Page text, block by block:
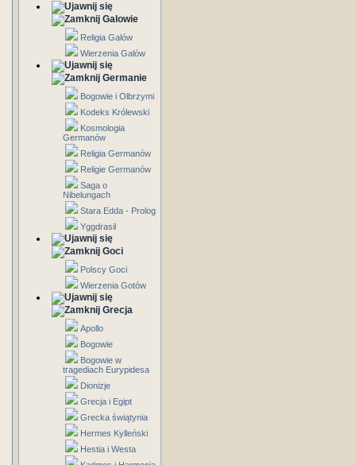
Galowie
Religia Galów
Wierzenia Galów
Germanie
Bogowie i Olbrzymi
Kodeks Królewski
Kosmologia
Germanów
Religia Germanów
Religie Germanów
Saga o
Nibelungach
Stara Edda - Prolog
Yggdrasil
Goci
Polscy Goci
Wierzenia Gotów
Grecja
Apollo
Bogowie
Bogowie w
tragediach Eurypidesa
Dionizje
Grecja i Egipt
Grecka świątynia
Hermes Kylleński
Hestia i Westa